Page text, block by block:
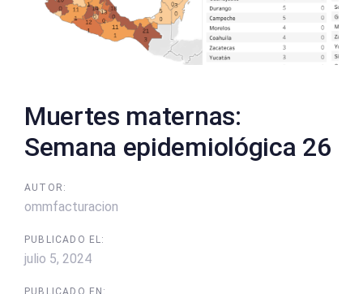
Muertes maternas:
Semana epidemiológica 26
AUTOR:
ommfacturacion
PUBLICADO EL:
julio 5, 2024
PUBLICADO EN: